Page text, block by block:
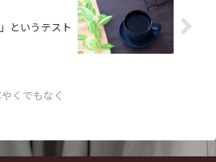
というテスト
くでもなく